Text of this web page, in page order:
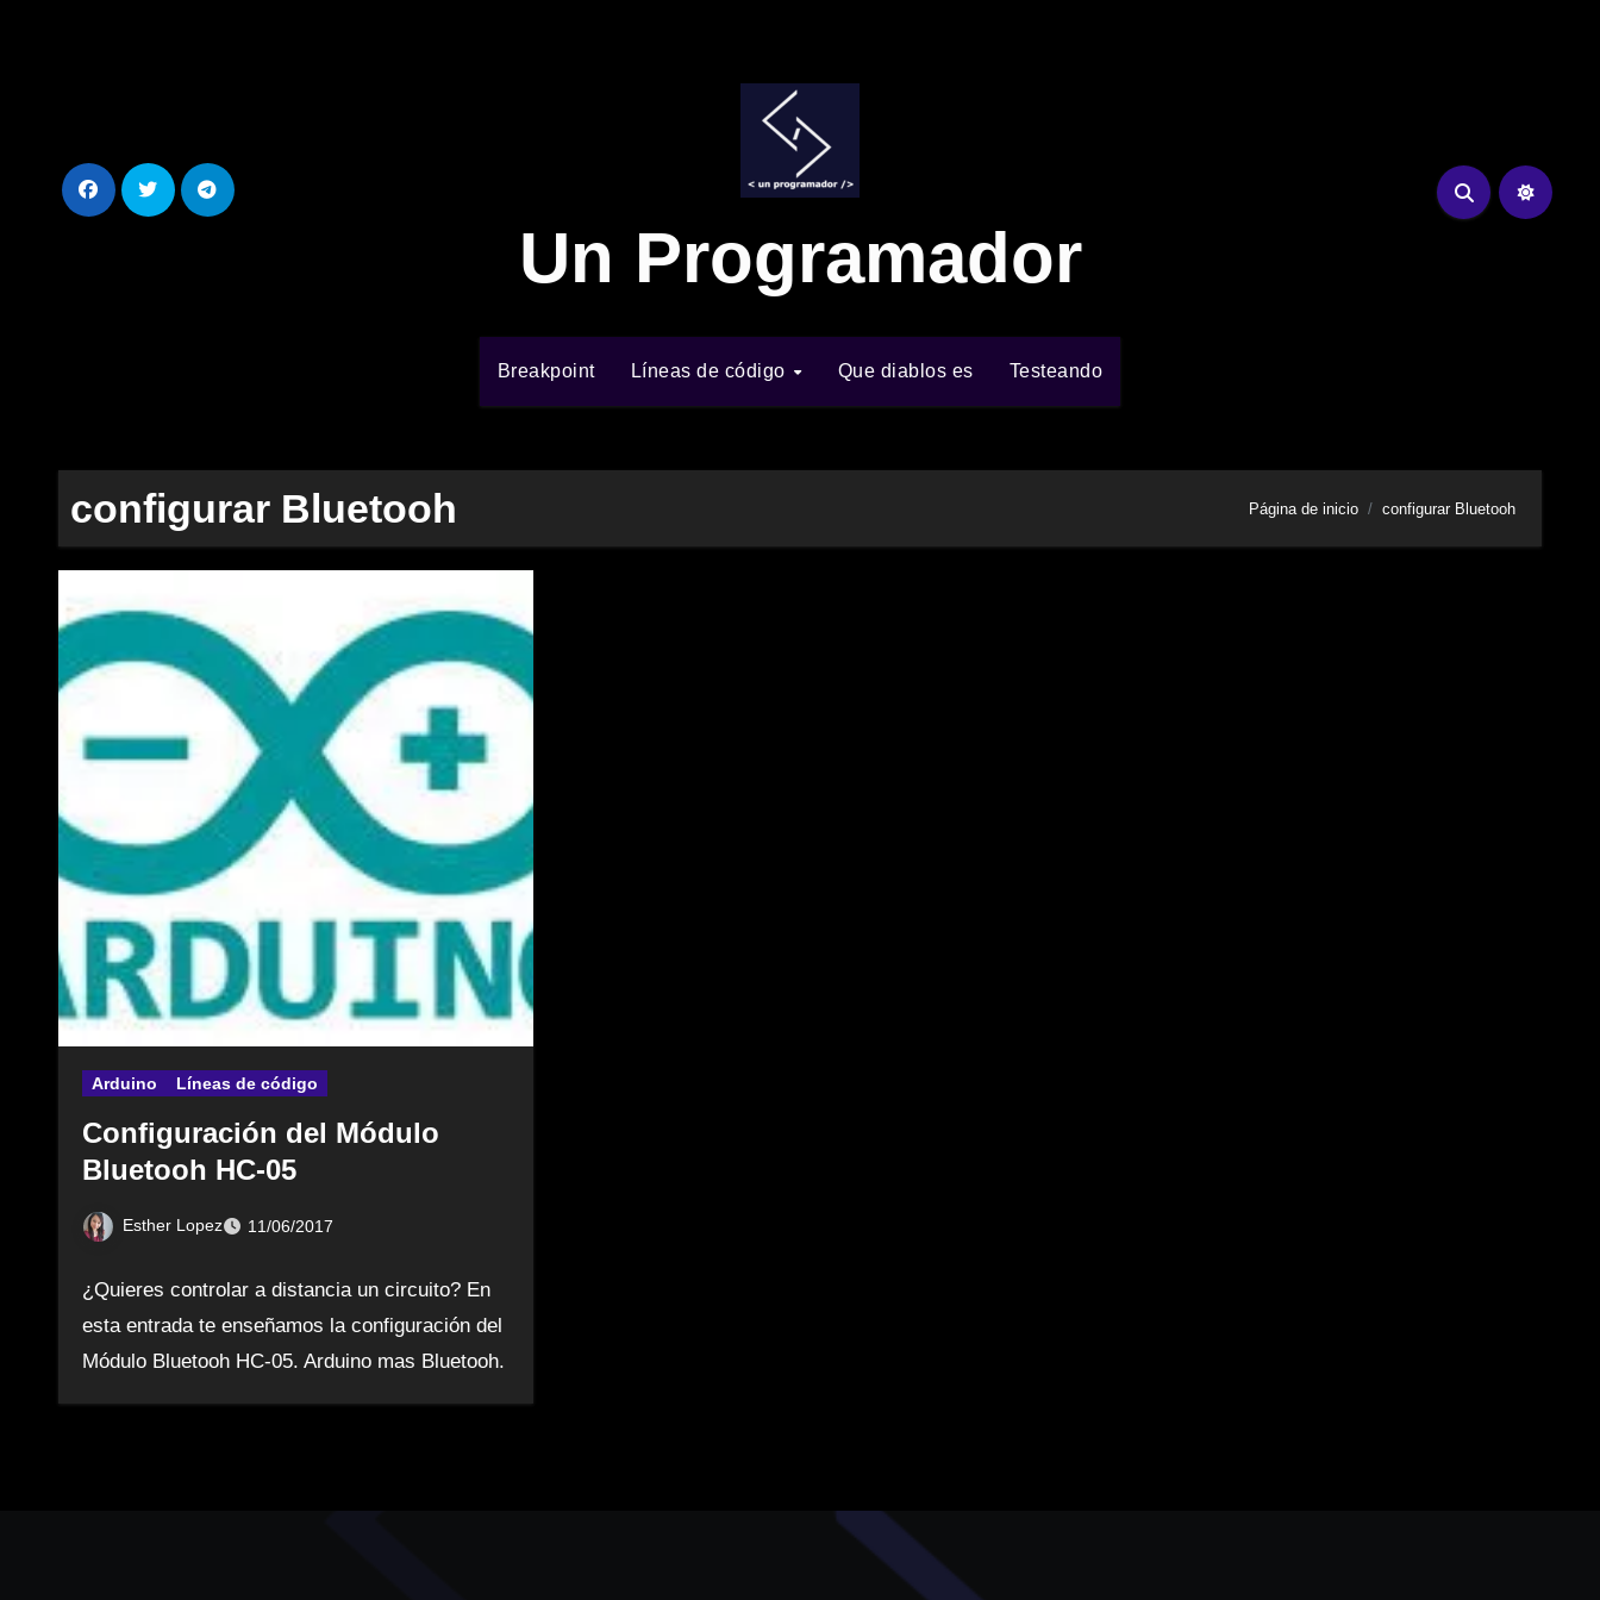
Un Programador
Breakpoint Líneas de código Que diablos es Testeando
configurar Bluetooh Página de inicio configurar Bluetooh
Arduino Líneas de código
Configuración del Módulo
Bluetooh HC-05
Esther Lopez 11/06/2017
¿Quieres controlar a distancia un circuito? En
esta entrada te enseñamos la configuración del
Módulo Bluetooh HC-05. Arduino mas Bluetooh.